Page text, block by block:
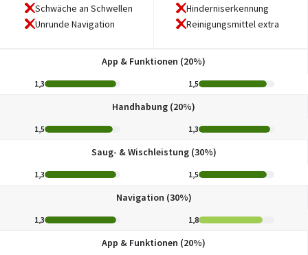
Schwäche an Schwellen
Unrunde Navigation
Hinderniserkennung
Reinigungsmittel extra
App & Funktionen (20%)
1,3 1,5
Handhabung (20%)
1,5 1,3
Saug- & Wischleistung (30%)
1,3 1,5
Navigation (30%)
1,3 1,8
App & Funktionen (20%)